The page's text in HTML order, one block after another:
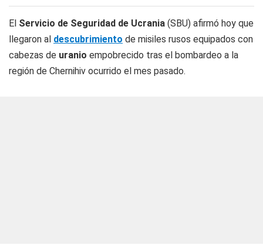
El Servicio de Seguridad de Ucrania (SBU) afirmó hoy que
llegaron al descubrimiento de misiles rusos equipados con
cabezas de uranio empobrecido tras el bombardeo a la
región de Chernihiv ocurrido el mes pasado.